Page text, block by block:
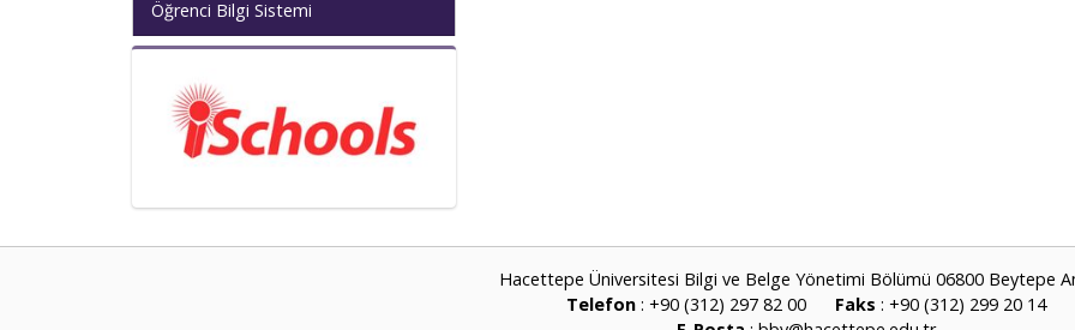
Öğrenci Bilgi Sistemi
Hacettepe Üniversitesi Bilgi ve Belge Yönetimi Bölümü 06800 Beytepe
Telefon : +90 (312) 297 82 00 Faks : +90 (312) 299 20 14